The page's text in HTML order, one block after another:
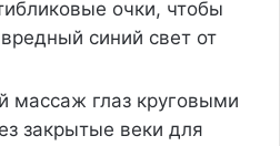
очки, чтобы
синий свет от
массаж глаз круговыми
закрытые веки для